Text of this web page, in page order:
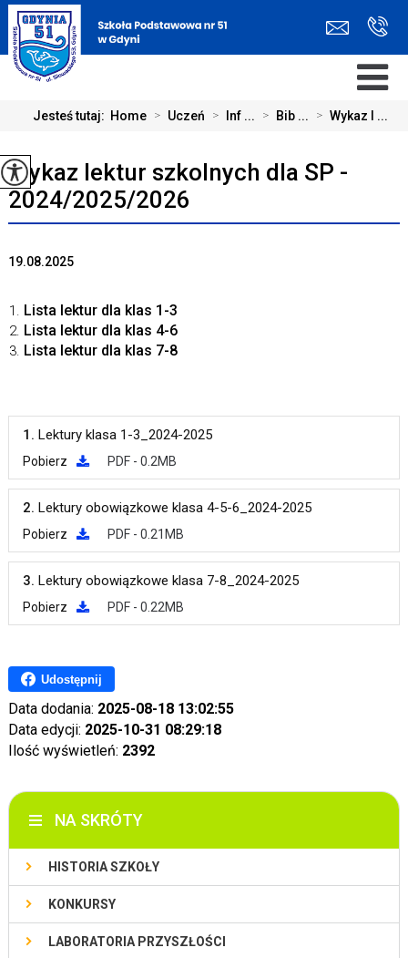
Jesteś tutaj: Home > Uczeń > Inf ... > Bib ... > Wykaz l ...
Wykaz lektur szkolnych dla SP -
2024/2025/2026
19.08.2025
Lista lektur dla klas 1-3
Lista lektur dla klas 4-6
Lista lektur dla klas 7-8
1. Lektury klasa 1-3_2024-2025
Pobierz PDF - 0.2MB
2. Lektury obowiązkowe klasa 4-5-6_2024-2025
Pobierz PDF - 0.21MB
3. Lektury obowiązkowe klasa 7-8_2024-2025
Pobierz PDF - 0.22MB
Udostępnij
Data dodania: 2025-08-18 13:02:55
Data edycji: 2025-10-31 08:29:18
Ilość wyświetleń: 2392
NA SKRÓTY
HISTORIA SZKOŁY
KONKURSY
LABORATORIA PRZYSZŁOŚCI